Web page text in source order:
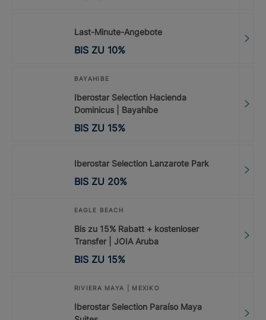
Last-Minute-Angebote
BIS ZU 10%
BAYAHIBE
Iberostar Selection Hacienda
Dominicus | Bayahíbe
BIS ZU 15%
Iberostar Selection Lanzarote Park
BIS ZU 20%
EAGLE BEACH
Bis zu 15% Rabatt + kostenloser
Transfer | JOIA Aruba
BIS ZU 15%
RIVIERA MAYA | MEXIKO
Iberostar Selection Paraíso Maya